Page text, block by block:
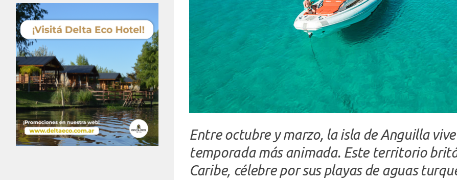
Entre octubre y marzo, la isla de Anguilla vive
temporada más animada. Este territorio
Caribe, célebre por sus playas de aguas